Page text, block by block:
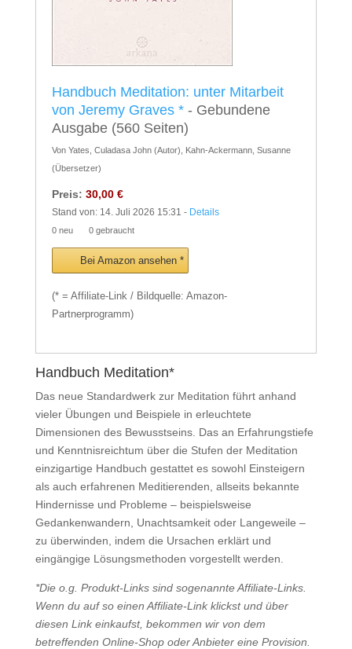
Handbuch Meditation: unter Mitarbeit
von Jeremy Graves *- Gebundene
Ausgabe(560 Seiten)
Von Yates, Culadasa John (Autor), Kahn-Ackermann, Susanne
(Übersetzer)
Preis: 30,00 €
Stand von: 14. Juli 2026 15:31 - Details
0 neu 0 gebraucht
Bei Amazon ansehen *
(* = Affiliate-Link / Bildquelle: Amazon-
Partnerprogramm)
Handbuch Meditation*
Das neue Standardwerk zur Meditation führt anhand
vieler Übungen und Beispiele in erleuchtete
Dimensionen des Bewusstseins. Das an Erfahrungstiefe
und Kenntnisreichtum über die Stufen der Meditation
einzigartige Handbuch gestattet es sowohl Einsteigern
als auch erfahrenen Meditierenden, allseits bekannte
Hindernisse und Probleme – beispielsweise
Gedankenwandern, Unachtsamkeit oder Langeweile –
zu überwinden, indem die Ursachen erklärt und
eingängige Lösungsmethoden vorgestellt werden.
*Die o.g. Produkt-Links sind sogenannte Affiliate-Links.
Wenn du auf so einen Affiliate-Link klickst und über
diesen Link einkaufst, bekommen wir von dem
betreffenden Online-Shop oder Anbieter eine Provision.